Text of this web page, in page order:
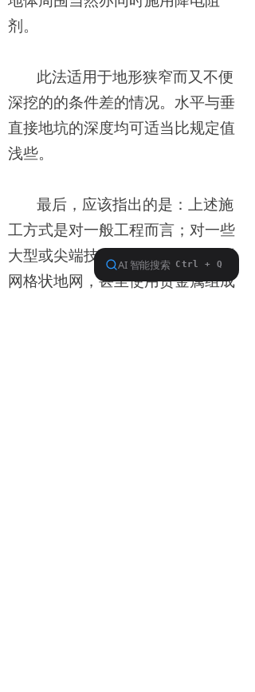
剂。
此法适用于地形狭窄而又不便
深挖的的条件差的情况。水平与垂
直接地坑的深度均可适当比规定值
浅些。
最后，应该指出的是：上述施
工方式是对一般工程而言；对一些
大型或尖端技术工程常常要用大型
网格状地网，甚至使用贵金属组成